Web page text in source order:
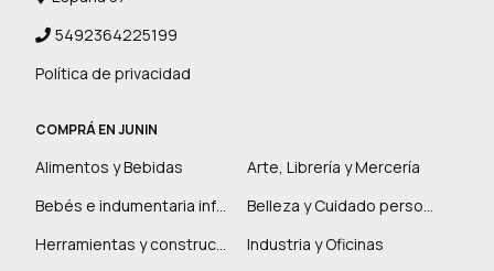
5492364225199
Política de privacidad
COMPRÁ EN JUNIN
Alimentos y Bebidas
Arte, Librería y Mercería
Bebés e indumentaria infantil
Belleza y Cuidado personal
Herramientas y construcción
Industria y Oficinas